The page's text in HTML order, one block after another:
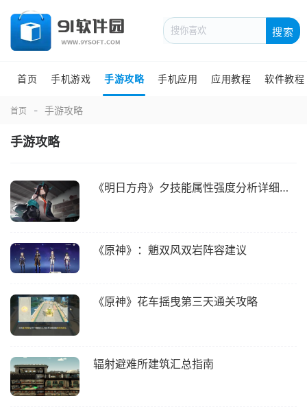
搜索
首页 手机游戏 手游攻略 手机应用 应用教程 软件教程
首页 手游攻略
手游攻略
《明日方舟》夕技能属性强度分析详细教程
《原神》：魈双风双岩阵容建议
《原神》花车摇曳第三天通关攻略
辐射避难所建筑汇总指南